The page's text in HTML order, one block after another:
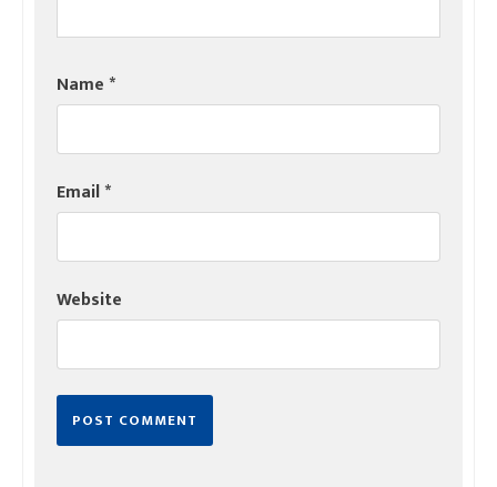
Name*
Email*
Website